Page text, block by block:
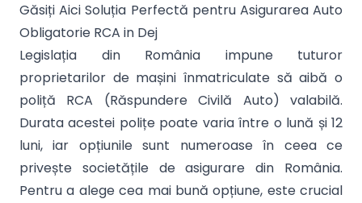
Găsiți Aici Soluția Perfectă pentru Asigurarea Auto
Obligatorie RCA in Dej
Legislația din România impune tuturor
proprietarilor de mașini înmatriculate să aibă o
poliță RCA (Răspundere Civilă Auto) valabilă.
Durata acestei polițe poate varia între o lună și 12
luni, iar opțiunile sunt numeroase în ceea ce
privește societățile de asigurare din România.
Pentru a alege cea mai bună opțiune, este crucial